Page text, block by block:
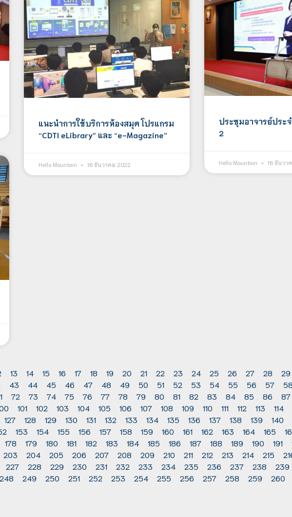
แนะนำการใช้บริการห้องสมุด โปรแกรม
“CDTI eLibrary” และ “e-Magazine”
Hello Mountain 16 ธันวาคม 2022
ประชุมอาจารย์ประ
2
Hello Mountain 16 ธันวา
13 14 15 16 17 18 19 20 21 22 23 24 25 26 27 28 29
43 44 45 46 47 48 49 50 51 52 53 54 55 56 57 58
72 73 74 75 76 77 78 79 80 81 82 83 84 85 86 87
101 102 103 104 105 106 107 108 109 110 111 112 113 114
127 128 129 130 131 132 133 134 135 136 137 138 139 140
153 154 155 156 157 158 159 160 161 162 163 164 165
178 179 180 181 182 183 184 185 186 187 188 189 190 191
203 204 205 206 207 208 209 210 211 212 213 214 215
227 228 229 230 231 232 233 234 235 236 237 238 239
248 249 250 251 252 253 254 255 256 257 258 259 260